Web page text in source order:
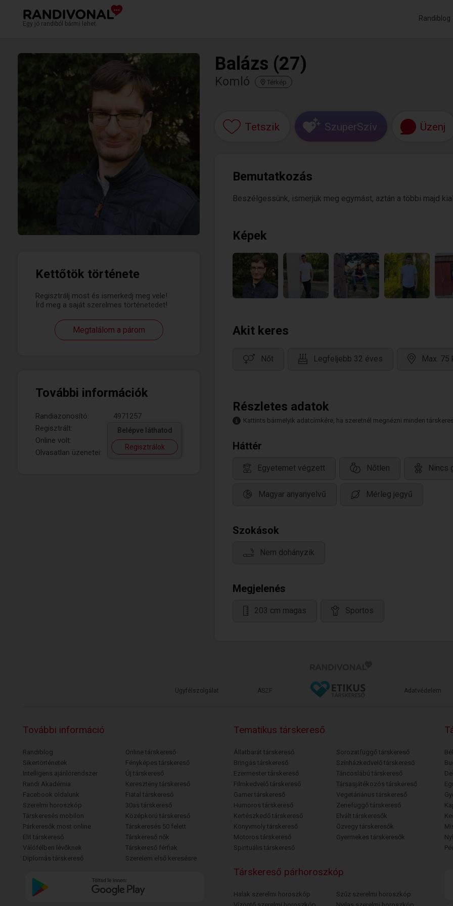
Egy jó randiból bármi lehet.
Randiblog
Kettőtök története
Regisztrálj most és ismerkedj meg vele!
Írd meg a saját szerelmes történetedet!
Megtalálom a párom
További információk
Randiazonosító:
4971257
Regisztrált:
Online volt:
Olvasatlan üzenetei:
Belépve láthatod
Regisztrálok
Balázs (27)
Komló Térkép
Tetszik SzuperSzív Üzenj
Bemutatkozás
Beszélgessünk, ismerjük meg egymást, aztán a többi majd
Képek
Akit keres
Nőt Legfeljebb 32 éves Max. 75
Részletes adatok
Kattints bármelyik adatcímkére, ha szeretnél megnézni minden
Háttér
Egyetemet végzett Nőtlen Nincs
Magyar anyanyelvű Mérleg jegyű
Szokások
Nem dohányzik
Megjelenés
203 cm magas Sportos
Ügyfélszolgálat ÁSZF Adatvédelem
További információ
Randiblog
Sikertörténetek
Intelligens ajánlórendszer
Randi Akadémia
Facebook oldalunk
Szerelmi horoszkóp
Társkeresés mobilon
Párkeresők most online
Elit társkereső
Válófélben lévőknek
Diplomás társkereső
Online társkereső
Fényképes társkereső
Új társkereső
Keresztény társkereső
Fiatal társkereső
30as társkereső
Középkorú társkereső
Társkeresés 50 felett
Társkereső nők
Társkereső férfiak
Szerelem első keresésre
Tematikus társkereső
Állatbarát társkereső
Bringás társkereső
Ezermester társkereső
Filmkedvelő társkereső
Gamer társkereső
Humoros társkereső
Kertészkedő társkereső
Könyvmoly társkereső
Motoros társkereső
Spirituális társkereső
Sorozatfüggő társkereső
Színházkedvelő társkereső
Táncoslábú társkereső
Társasjátékozós társkereső
Vegetáriánus társkereső
Zenefüggő társkereső
Elvált társkeresők
Özvegy társkeresők
Gyermekes társkeresők
Társkereső párhoroszkóp
Halak szerelmi horoszkóp
Szűz szerelmi horoszkóp